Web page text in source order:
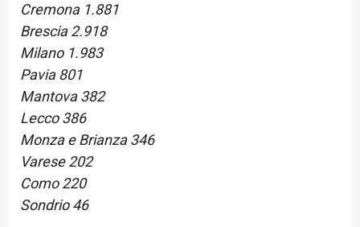
Cremona 1.881
Brescia 2.918
Milano 1.983
Pavia 801
Mantova 382
Lecco 386
Monza e Brianza 346
Varese 202
Como 220
Sondrio 46